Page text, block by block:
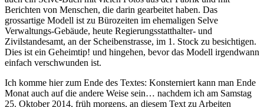
Berichten von Menschen, die darin gearbeitet haben. Das
grossartige Modell ist zu Bürozeiten im ehemaligen Selve
Verwaltungs-Gebäude, heute Regierungsstatthalter- und
Zivilstandesamt, an der Scheibenstrasse, im 1. Stock zu besichtigen.
Dies ist ein Geheimtip! und hingehen, bevor das Modell irgendwann
einfach verschwunden ist.
Ich komme hier zum Ende des Textes: Konsterniert kann man Ende
Monat auch auf die andere Weise sein… nachdem ich am Samstag
25. Oktober 2014, früh morgens, an diesem Text zu Arbeiten